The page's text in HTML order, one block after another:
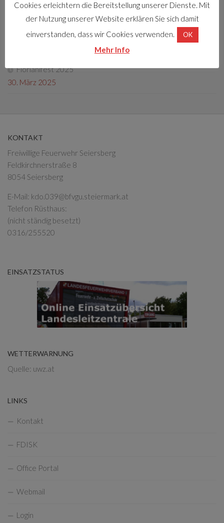
4. Oktober 2025
Fotos Florianifest 2025
Florianifest 2025
30. März 2025
KONTAKT
Freiwillige Feuerwehr Seiersberg
Feldkirchnerstraße 8
8054 Seiersberg
E-Mail: kdo.039@bfvgu.steiermark.at
Telefon Rüsthaus:
(nicht ständig besetzt)
0316/255520
EINSATZSTATUS
WETTERWARNUNG
Quelle: uwz.at
LINKS
Kontakt
FDISK
Office Portal
Webmail
Login
Cookies erleichtern die Bereitstellung unserer Dienste. Mit
der Nutzung unserer Website erklären Sie sich damit
einverstanden, dass wir Cookies verwenden.
OK
Mehr Info